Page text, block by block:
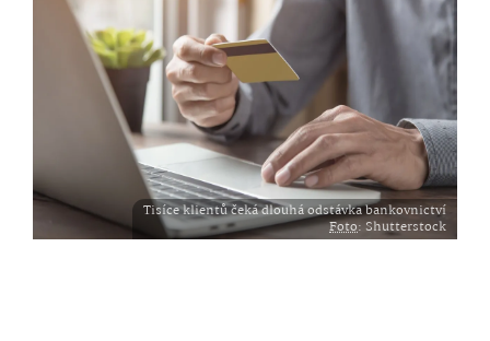
Tisíce klientů čeká dlouhá odstávka bankovnictví
Foto: Shutterstock